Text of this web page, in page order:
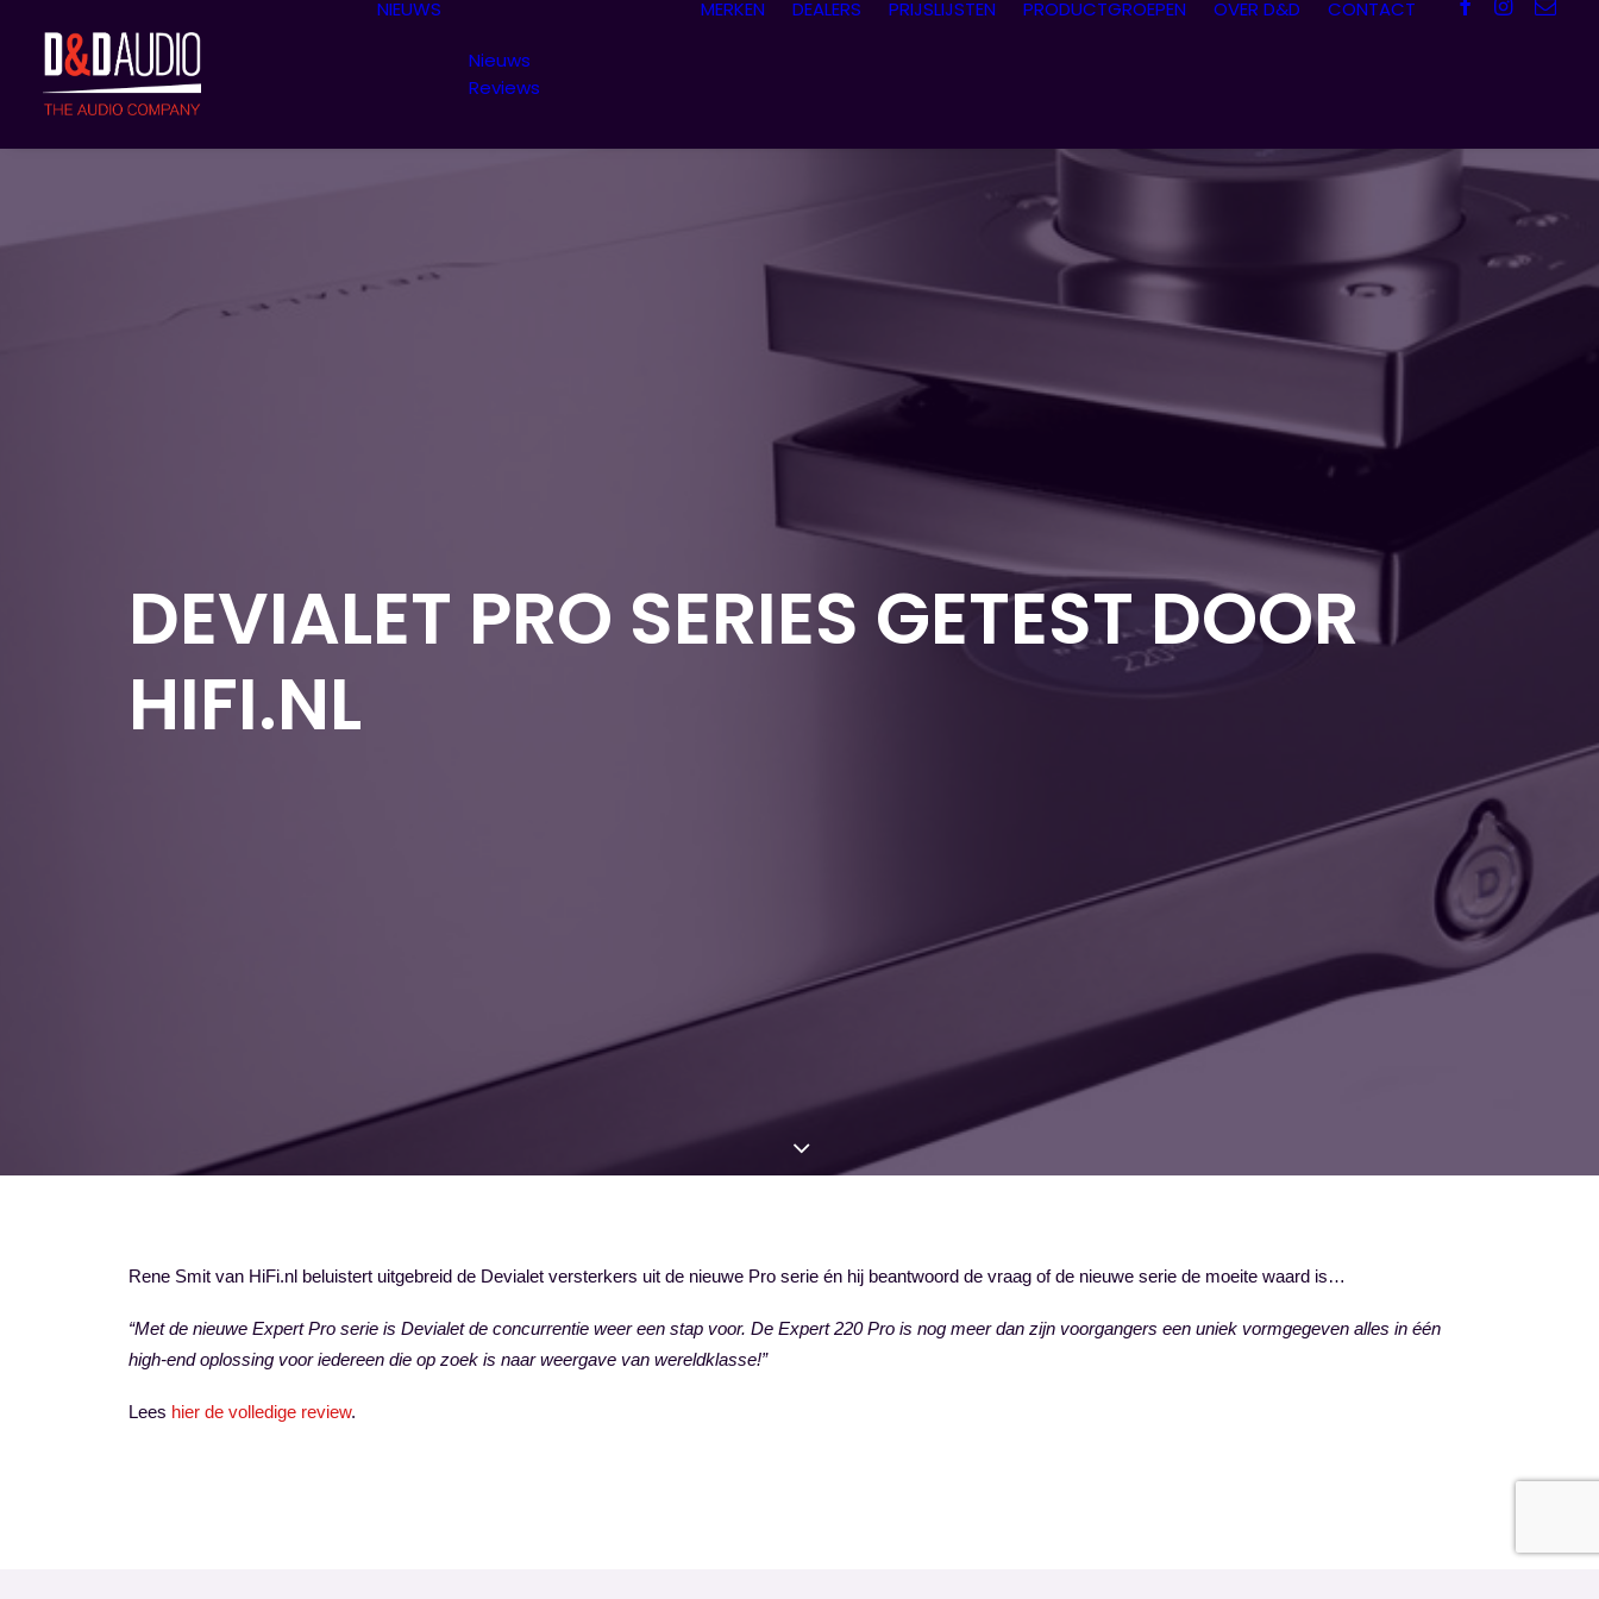
NIEUWS
Nieuws
Reviews
MERKEN DEALERS PRIJSLIJSTEN PRODUCTGROEPEN OVER D&D CONTACT
DEVIALET PRO SERIES GETEST DOOR
HIFI.NL
Rene Smit van HiFi.nl beluistert uitgebreid de Devialet versterkers uit de nieuwe Pro serie én hij beantwoord de vraag of de nieuwe serie de moeite waard is…
“Met de nieuwe Expert Pro serie is Devialet de concurrentie weer een stap voor. De Expert 220 Pro is nog meer dan zijn voorgangers een uniek vormgegeven alles in één
high-end oplossing voor iedereen die op zoek is naar weergave van wereldklasse!”
Lees hier de volledige review.